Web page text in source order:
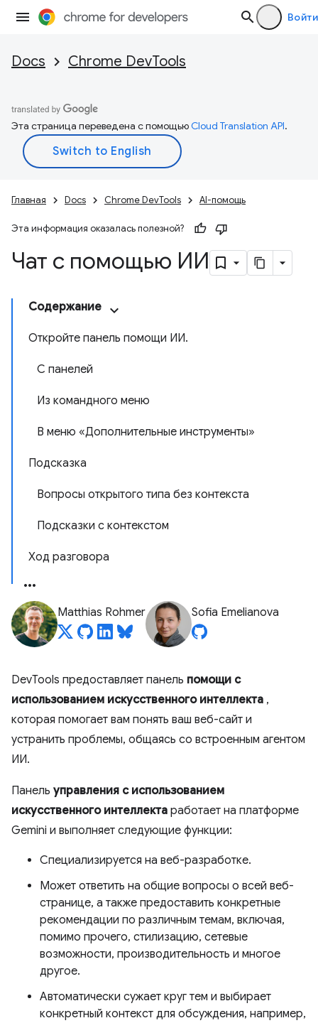
Войти
Docs Chrome DevTools
Эта страница переведена с помощьюCloud Translation API.
Главная Docs Chrome DevTools AI-помощь
Эта информация оказалась полезной?
Чат с помощью ИИ
Содержание
Откройте панель помощи ИИ.
С панелей
Из командного меню
В меню «Дополнительные инструменты»
Подсказка
Вопросы открытого типа без контекста
Подсказки с контекстом
Ход разговора
Matthias Rohmer Sofia Emelianova
DevTools предоставляет панель помощи с
использованием искусственного интеллекта ,
которая помогает вам понять ваш веб-сайт и
устранить проблемы, общаясь со встроенным агентом
ИИ.
Панель управления с использованием
искусственного интеллекта работает на платформе
Gemini и выполняет следующие функции:
Специализируется на веб-разработке.
Может ответить на общие вопросы о всей веб-
странице, а также предоставить конкретные
рекомендации по различным темам, включая,
помимо прочего, стилизацию, сетевые
возможности, производительность и многое
другое.
Автоматически сужает круг тем и выбирает
конкретный контекст для обсуждения, например,